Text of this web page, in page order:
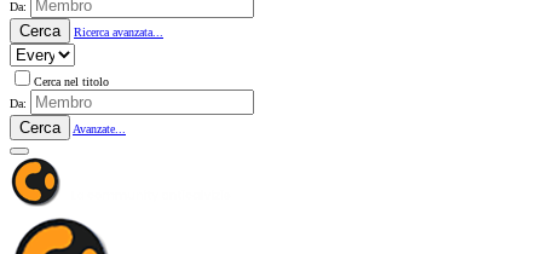
Da:
Cerca Ricerca avanzata...
Cerca nel titolo
Da:
Cerca Avanzate...